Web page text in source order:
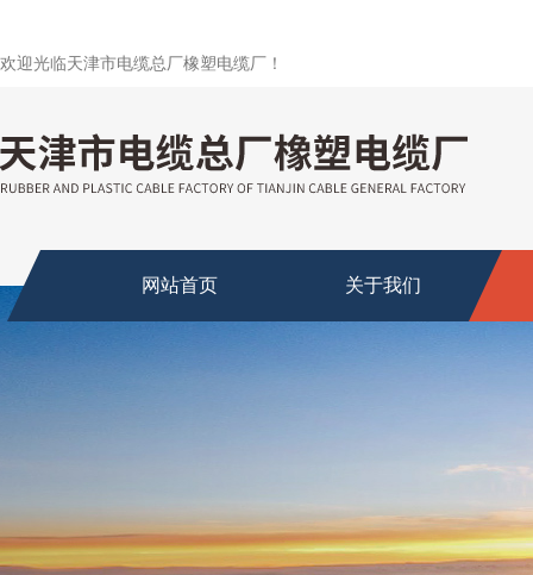
欢迎光临天津市电缆总厂橡塑电缆厂！
网站首页 关于我们